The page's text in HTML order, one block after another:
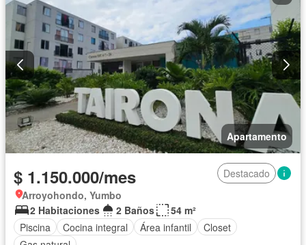
Apartamento
$ 1.150.000/mes
Destacado
Arroyohondo, Yumbo
2 Habitaciones
2 Baños
54 m²
Piscina
Cocina integral Área infantil
Closet